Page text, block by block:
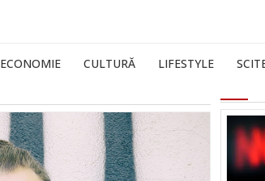
ECONOMIE CULTURĂ LIFESTYLE